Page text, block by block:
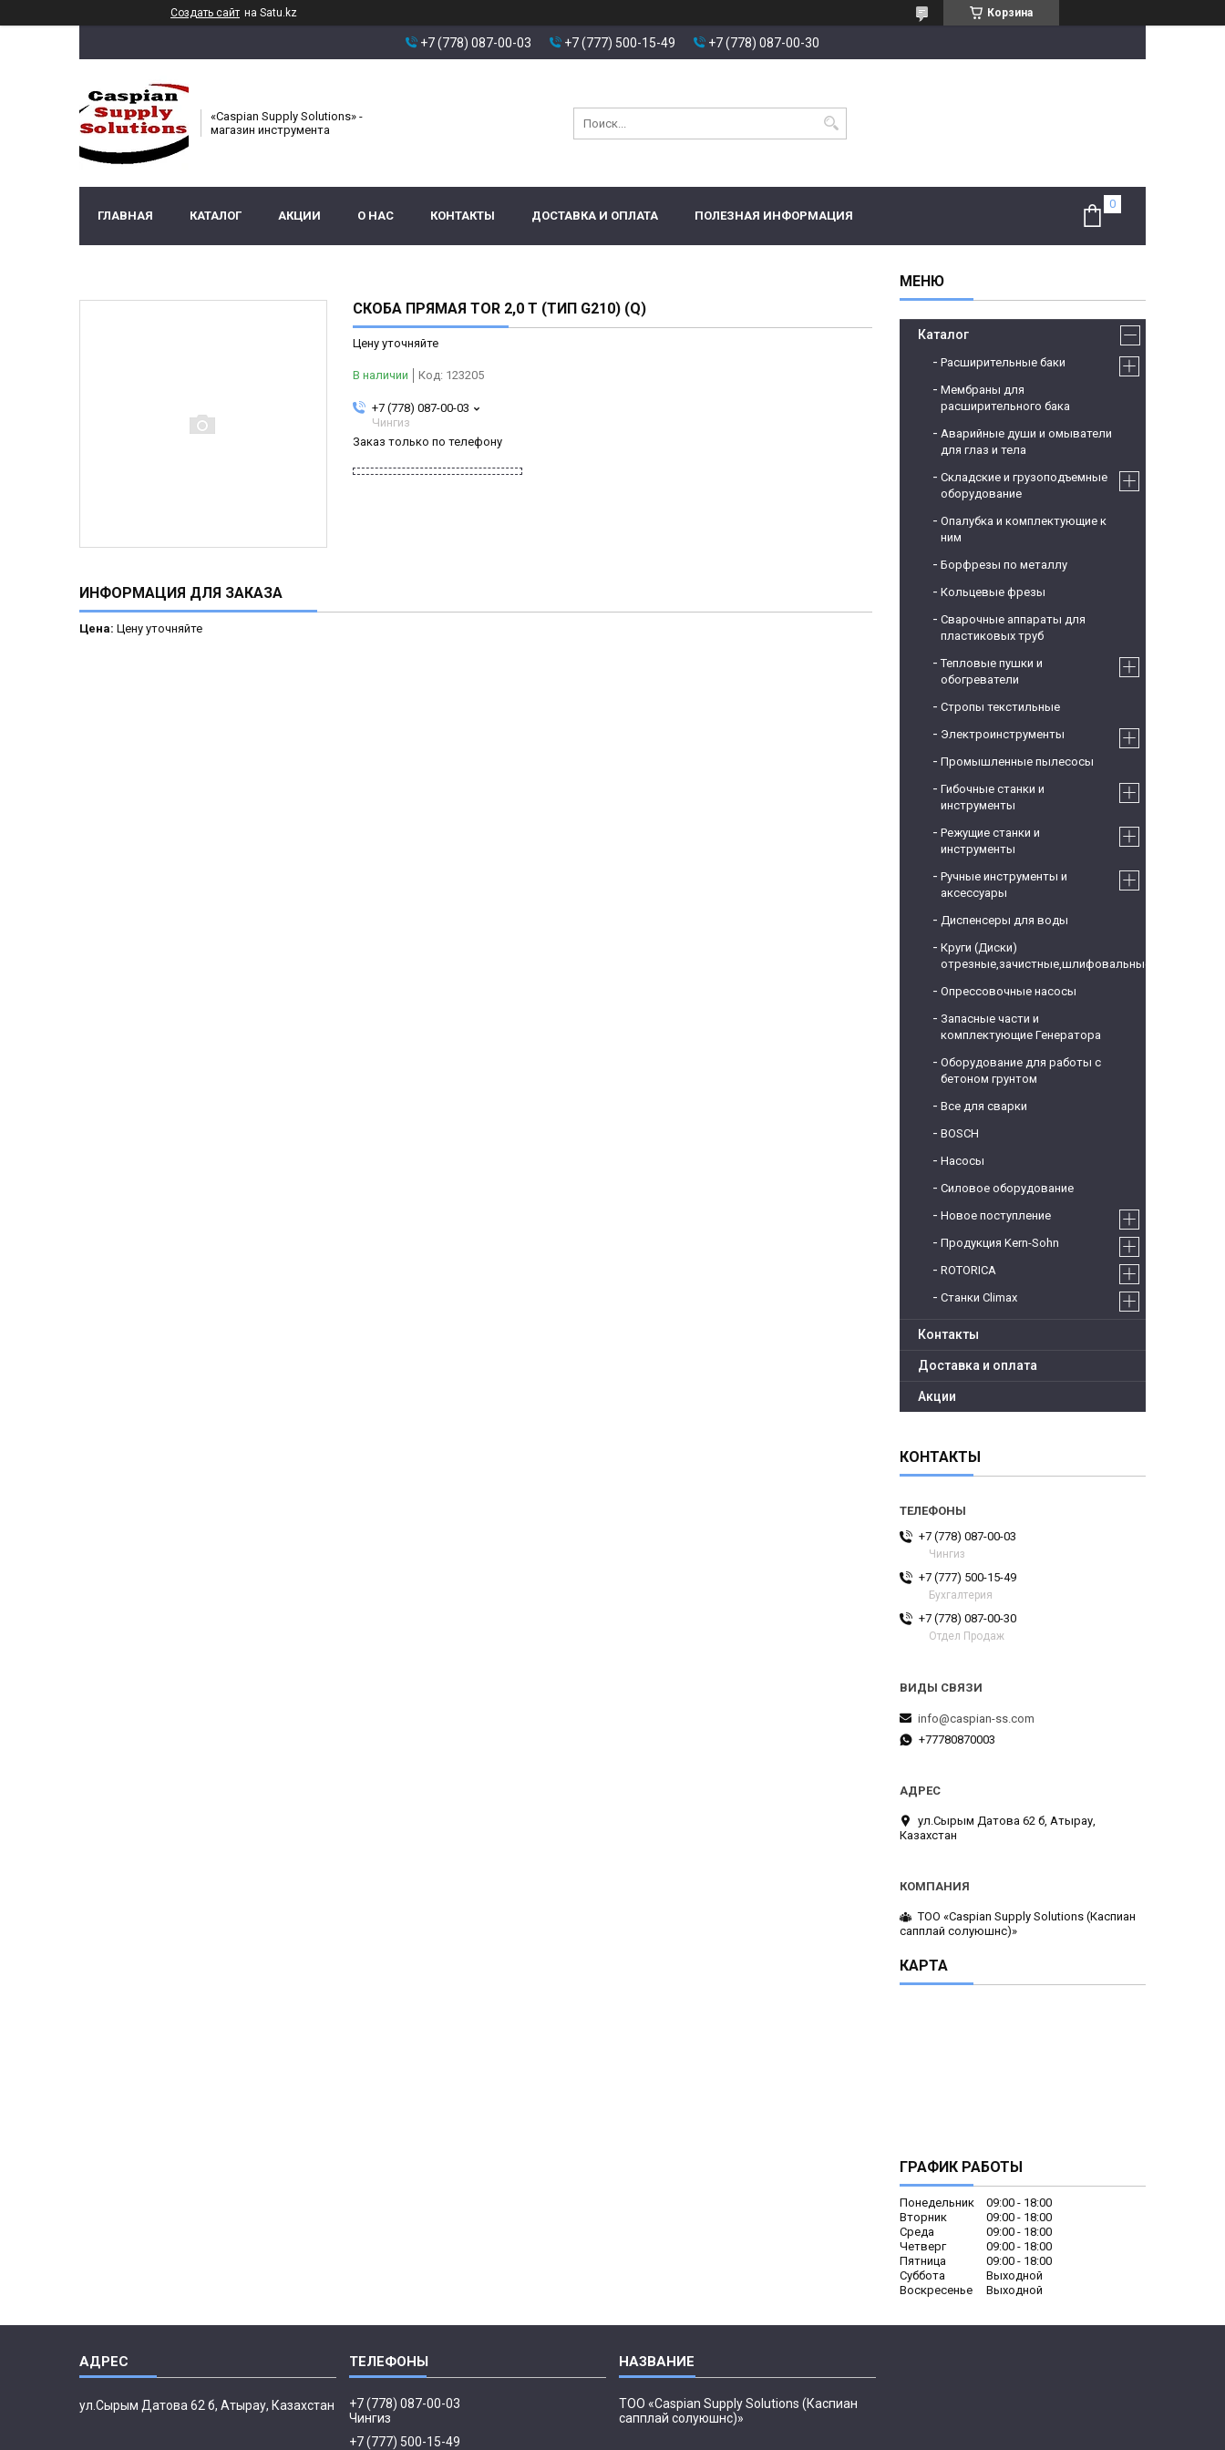
Создать сайт на Satu.kz Корзина
+7 (778) 087-00-03 +7 (777) 500-15-49 +7 (778) 087-00-30
«Caspian Supply Solutions» -
магазин инструмента
ГЛАВНАЯ КАТАЛОГ АКЦИИ О НАС КОНТАКТЫ ДОСТАВКА И ОПЛАТА ПОЛЕЗНАЯ ИНФОРМАЦИЯ
СКОБА ПРЯМАЯ TOR 2,0 Т (ТИП G210) (Q)
Цену уточняйте
В наличии Код: 123205
+7 (778) 087-00-03
Чингиз
Заказ только по телефону
ИНФОРМАЦИЯ ДЛЯ ЗАКАЗА
Цена: Цену уточняйте
Каталог
Расширительные баки
Мембраны для
расширительного бака
Аварийные души и омыватели
для глаз и тела
Складские и грузоподъемные
оборудование
Опалубка и комплектующие к
ним
Борфрезы по металлу
Кольцевые фрезы
Сварочные аппараты для
пластиковых труб
Тепловые пушки и
обогреватели
Стропы текстильные
Электроинструменты
Промышленные пылесосы
Гибочные станки и
инструменты
Режущие станки и
инструменты
Ручные инструменты и
аксессуары
Диспенсеры для воды
Круги (Диски)
отрезные,зачистные,шлифовальные
Опрессовочные насосы
Запасные части и
комплектующие Генератора
Оборудование для работы с
бетоном грунтом
Все для сварки
BOSCH
Насосы
Силовое оборудование
Новое поступление
Продукция Kern-Sohn
ROTORICA
Станки Climax
Контакты
Доставка и оплата
Акции
КОНТАКТЫ
+7 (778) 087-00-03
Чингиз
+7 (777) 500-15-49
Бухгалтерия
+7 (778) 087-00-30
Отдел Продаж
info@caspian-ss.com
+77780870003
ул.Сырым Датова 62 б, Атырау,
Казахстан
ТОО «Caspian Supply Solutions (Каспиан
сапплай солуюшнс)»
КАРТА
ГРАФИК РАБОТЫ
Понедельник 09:00
18:00
Вторник
09:00
18:00
Среда
09:00
18:00
Четверг
09:00
18:00
Пятница
09:00
18:00
Суббота
Выходной
Воскресенье
Выходной
ул.Сырым Датова 62 б, Атырау, Казахстан
+7 (778) 087-00-03
Чингиз
+7 (777) 500-15-49
ТОО «Caspian Supply Solutions (Каспиан
сапплай солуюшнс)»